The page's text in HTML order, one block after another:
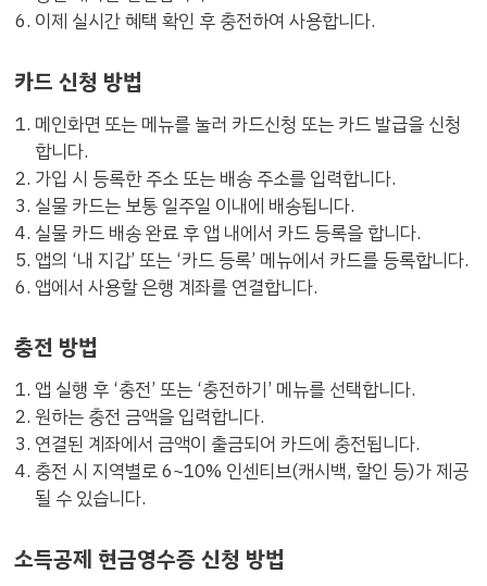
이제 실시간 혜택 확인 후 충전하여 사용합니다.
카드 신청 방법
메인화면 또는 메뉴를 눌러 카드신청 또는 카드 발급을 신청
합니다.
가입 시 등록한 주소 또는 배송 주소를 입력합니다.
실물 카드는 보통 일주일 이내에 배송됩니다.
실물 카드 배송 완료 후 앱 내에서 카드 등록을 합니다.
앱의 ‘내 지갑’ 또는 ‘카드 등록’ 메뉴에서 카드를 등록합니다.
앱에서 사용할 은행 계좌를 연결합니다.
충전 방법
앱 실행 후 ‘충전’ 또는 ‘충전하기’ 메뉴를 선택합니다.
원하는 충전 금액을 입력합니다.
연결된 계좌에서 금액이 출금되어 카드에 충전됩니다.
충전 시 지역별로 6~10% 인센티브(캐시백, 할인 등)가 제공
될 수 있습니다.
소득공제 현금영수증 신청 방법